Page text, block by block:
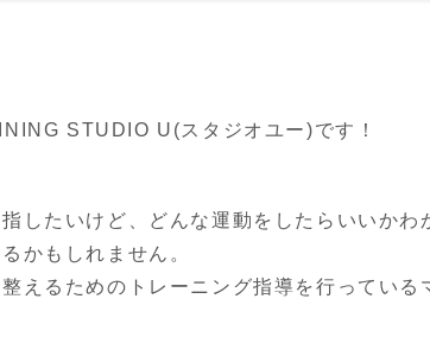
STUDIO U(スタジオユー)です！
したいけど、どんな運動をしたらいいかわ
かもしれません。
えるためのトレーニング指導を行ってい